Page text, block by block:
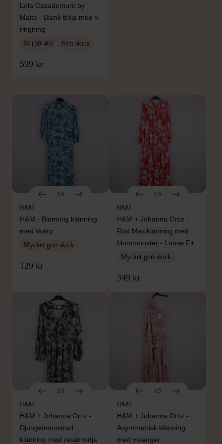
Lola Casademunt by
Maite - Blank tröja med v-
ringning
M (38-40) Nytt skick
599 kr
FRÅN SAMMA VARUMÄRKE
1/5
H&M
H&M - Blommig klänning
med skärp
Mycket gott skick
129 kr
1/5
H&M
H&M + Johanna Ortiz -
Röd Maxiklänning med
blommönster - Loose Fit
Mycket gott skick
349 kr
1/5
H&M
H&M + Johanna Ortiz -
Djungelmönstrad
klänning med resårmidja
1/5
H&M
H&M + Johanna Ortiz -
Asymmetrisk klänning
med volanger